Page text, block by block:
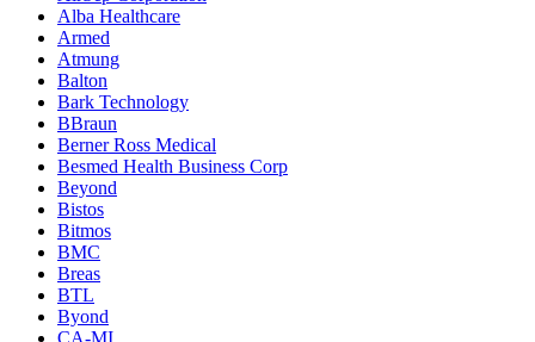
Alba Healthcare
Armed
Atmung
Balton
Bark Technology
BBraun
Berner Ross Medical
Besmed Health Business Corp
Beyond
Bistos
Bitmos
BMC
Breas
BTL
Byond
CA-MI